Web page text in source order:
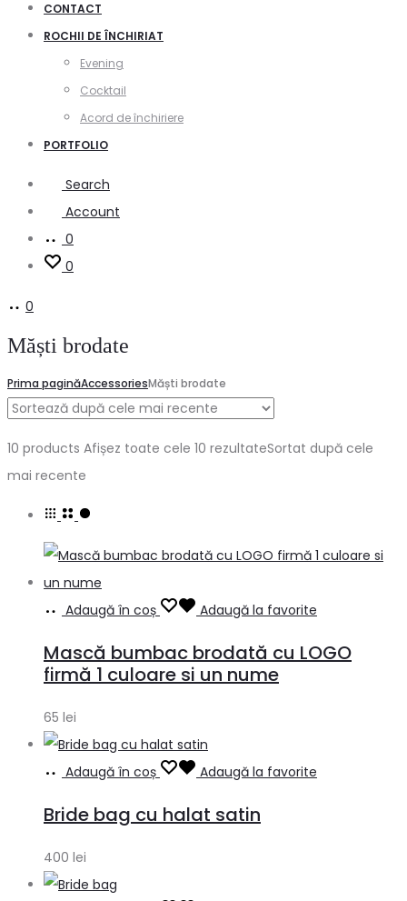
CONTACT
ROCHII DE ÎNCHIRIAT
Evening
Cocktail
Acord de închiriere
PORTFOLIO
Search
Account
0
0
0
Măști brodate
Prima paginăAccessoriesMăști brodate
10 products Afișez toate cele 10 rezultateSortat după cele
mai recente
Adaugă în coș Adaugă la favorite
Mască bumbac brodată cu LOGO
firmă 1 culoare si un nume
65 lei
Adaugă în coș Adaugă la favorite
Bride bag cu halat satin
400 lei